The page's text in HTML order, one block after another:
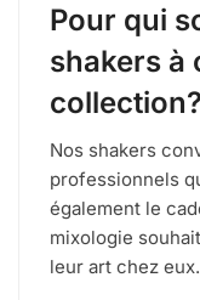
Pour qui
shakers à
collection?
Nos shakers
professionnels
également le
mixologie
leur art chez eux.